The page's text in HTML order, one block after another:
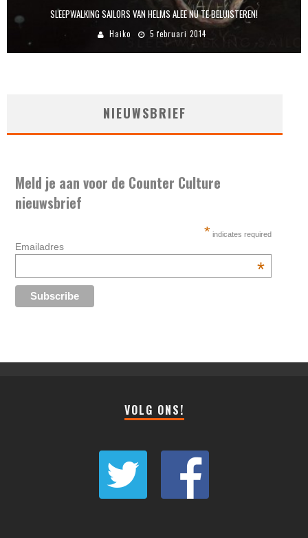
SLEEPWALKING SAILORS VAN HELMS ALEE NU TE BELUISTEREN!
Haiko 5 februari 2014
NIEUWSBRIEF
Meld je aan voor de Counter Culture
nieuwsbrief
* indicates required
Emailadres
*
VOLG ONS!